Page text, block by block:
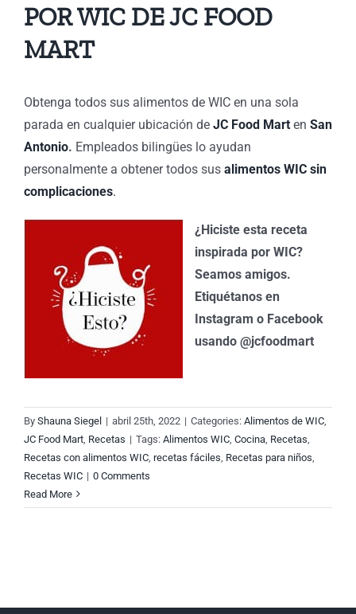
POR WIC DE JC FOOD
MART
Obtenga todos sus alimentos de WIC en una sola
parada en cualquier ubicación de JC Food Mart en San
Antonio. Empleados bilingües lo ayudan
personalmente a obtener todos sus alimentos WIC sin
complicaciones.
¿Hiciste esta receta
inspirada por WIC?
Seamos amigos.
Etiquétanos en
Instagram o Facebook
usando @jcfoodmart
By Shauna Siegel | abril 25th, 2022 | Categories: Alimentos de WIC
JC Food Mart Recetas | Tags: Alimentos WIC Cocina Recetas
Recetas con alimentos WIC recetas fáciles Recetas para niños
Recetas WIC | 0 Comments
Read More